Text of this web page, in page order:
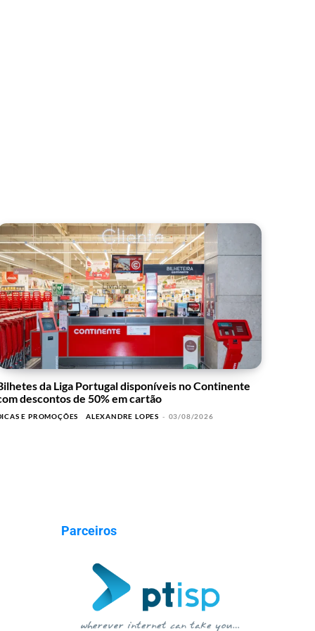
da Liga Portugal disponíveis no Continente
descontos de 50% em cartão
E PROMOÇÕES ALEXANDRE LOPES - 03/08/2026
Parceiros